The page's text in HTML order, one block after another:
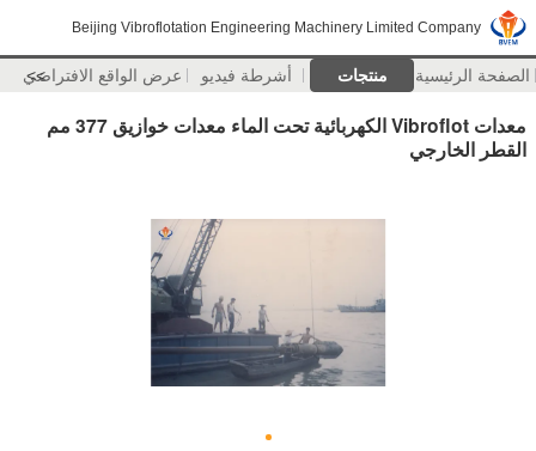
Beijing Vibroflotation Engineering Machinery Limited Company
الصفحة الرئيسية منتجات أشرطة فيديو عرض الواقع الافتراضي
>>
معدات Vibroflot الكهربائية تحت الماء معدات خوازيق 377 مم
القطر الخارجي